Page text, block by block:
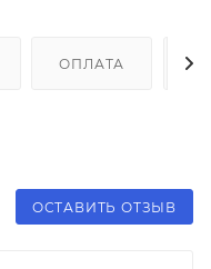
ОПЛАТА
ОСТАВИТЬ ОТЗЫВ